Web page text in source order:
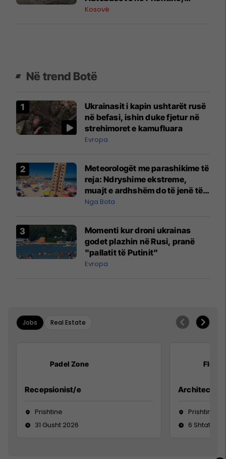
policia në vendngjarje
Kosovë
Në trend Botë
Ukrainasit i kapin ushtarët rusë
në befasi, ishin duke fjetur në
strehimoret e kamufluara
Evropa
Meteorologët me parashikime të
reja: Ndryshime ekstreme,
muajt e ardhshëm do të jenë të
pazakontë
Nga Bota
Momenti kur droni ukrainas
godet plazhin në Rusi, pranë
"pallatit të Putinit"
Evropa
Jobs Real Estate
Padel Zone
Recepsionist/e
Prishtine
31 Gusht 2026
Flex
Architect
Prishtinë
6 Shtator